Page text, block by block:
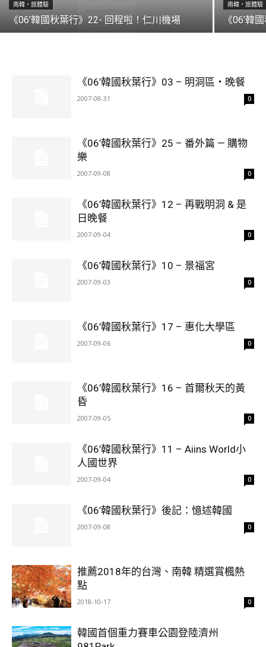
南韓・旅體驗
《06’韓國秋葉行》22- 回程啦！仁川機場
南韓・旅體驗
《06’韓
《06’韓國秋葉行》03 – 明洞區‧晚餐
2007-08-31 0
《06’韓國秋葉行》25 – 番外篇 — 購物
樂
2007-09-08 0
《06’韓國秋葉行》12 – 再戰明洞 & 是
日晚餐
2007-09-04 0
《06’韓國秋葉行》10 – 景福宮
2007-09-03 0
《06’韓國秋葉行》17 – 惠化大學區
2007-09-06 0
《06’韓國秋葉行》16 – 首爾秋天的黃
昏
2007-09-05 0
《06’韓國秋葉行》11 – Aiins World小
人國世界
2007-09-04 0
《06’韓國秋葉行》後記：憶述韓國
2007-09-08 0
推薦2018年的台灣、南韓 精選賞楓熱
點
2018-10-17 0
韓國首個重力賽車公園登陸濟州